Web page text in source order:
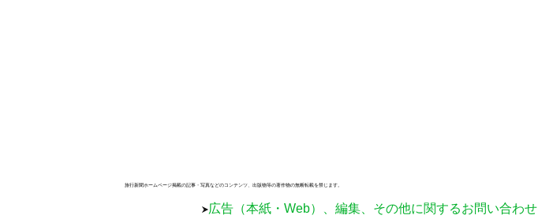
旅行新聞ホームページ掲載の記事・写真などのコンテンツ、出版物等の著作物の無断転載を禁じます。
広告（本紙・Web）、編集、その他に関するお問い合わせ